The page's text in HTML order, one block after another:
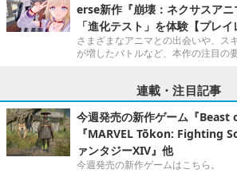
erse新作『崩壊：ネクサスア
「進化テスト」を体験【プレイ
さまざまなアニマとの出会いや、ス
が増したバトルなど、本作の注目の
連載・注目記事
今週発売の新作ゲーム『Beast
『MARVEL Tōkon: Fighting
ァンタジーXIV』他
今週発売の新作ゲームはこちら。